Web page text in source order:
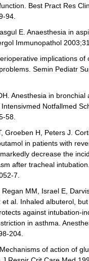
Best Pract Res
94.
E. Anaesthesia in
Immunopathol
implications of
Semin Pediatr
Anesthesia in bronchial
Notfallmed
58.
Groeben H, Peters J.
in patients with
decrease the
after tracheal
7.
Regan MM, Israel E,
et al. Inhaled albuterol,
against intubation-
in asthma.
204.
of action of